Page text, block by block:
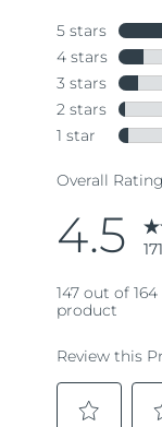
Same
page
link.